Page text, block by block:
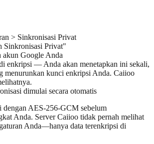
> Sinkronisasi Privat
Privat"
akun Google Anda
enkripsi — Anda akan menetapkan ini sekali,
menurunkan kunci enkripsi Anda. Caiioo
dimulai secara otomatis
dengan AES-256-GCM sebelum
Anda. Server Caiioo tidak pernah melihat
Anda—hanya data terenkripsi di